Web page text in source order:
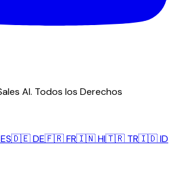
AI. Todos los Derechos
ES🇩🇪DE🇫🇷FR🇮🇳HI🇹🇷 TR🇮🇩ID